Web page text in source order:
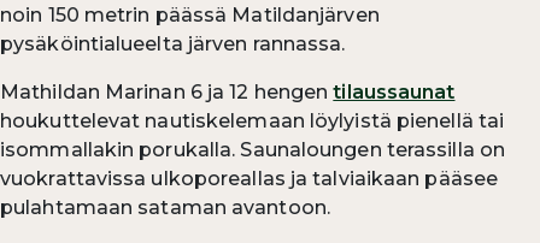
noin 150 metrin päässä Matildanjärven
pysäköintialueelta järven rannassa.
Mathildan Marinan 6 ja 12 hengentilaussaunat
houkuttelevat nautiskelemaan löylyistä pienellä tai
isommallakin porukalla. Saunaloungen terassilla on
vuokrattavissa ulkoporeallas ja talviaikaan pääsee
pulahtamaan sataman avantoon.